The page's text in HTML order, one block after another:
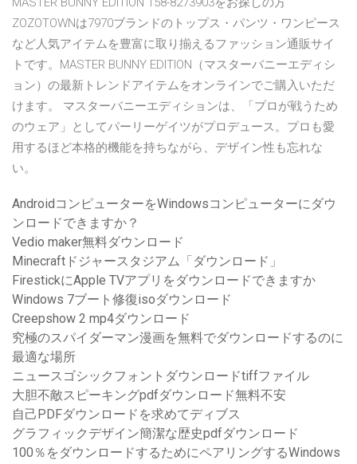
ZOZOTOWNは7970ブランドのトップス・パンツ・ワンピース
など人気アイテムを豊富に取り揃えるファッション通販サイ
トです。MASTER BUNNY EDITION（マスターバニーエディシ
ョン）の最新トレンドアイテムをオンラインでご購入いただ
けます。 マスターバニーエディションは、「プロが戦うため
のウェア」としてパーリーゲイツがプロデュース。プロも愛
用するほど本格的機能を持ちながら、デザイン性も忘れな
い。
AndroidコンピューターをWindowsコンピューターにダウ
ンロードできますか？
Vedio maker無料ダウンロード
Minecraftドジャースタジアム「ダウンロード」
FirestickにApple TVアプリをダウンロードできますか
Windows 7ブート修復isoダウンロード
Creepshow 2 mp4ダウンロード
究極のスパイダーマン漫画を無料でダウンロードするのに
最適な場所
ニュースゴシックフォントダウンロードtiffファイル
大胆不敵スピーキングpdfダウンロード無料不安
自己PDFダウンロードを求めてディブス
グラフィックデザイン簡潔な歴史pdfダウンロード
100％をダウンロードするためにペアリングするWindows